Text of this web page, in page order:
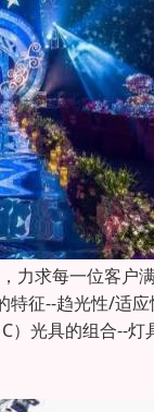
力求每一位客户
征--趋光性/适
）光具的组合--